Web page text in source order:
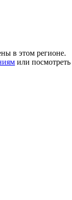
в этом регионе.
или посмотреть